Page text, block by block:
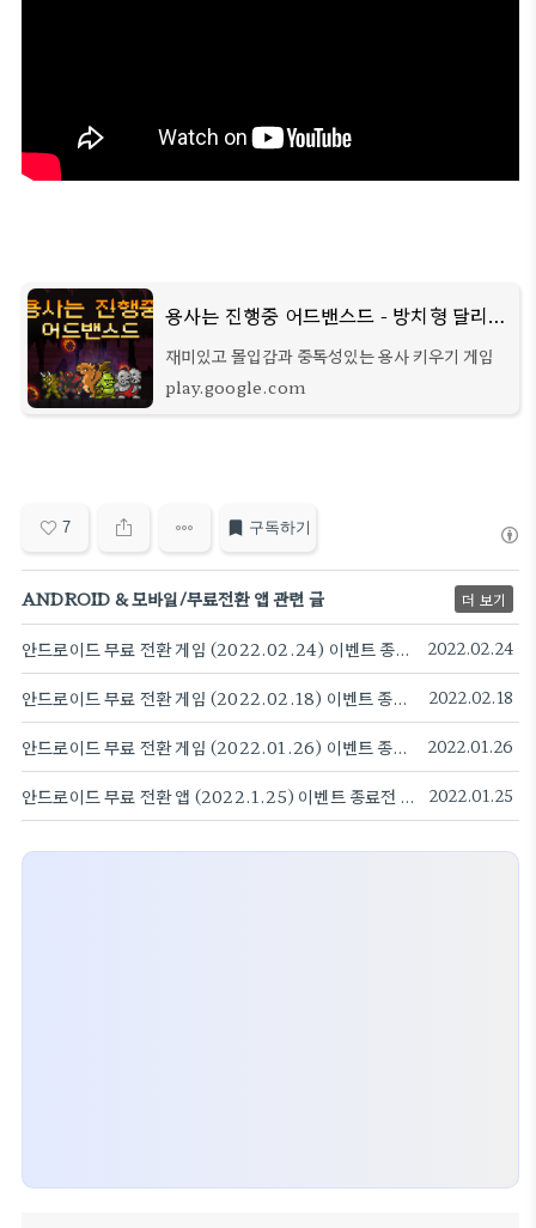
용사는 진행중 어드밴스드 - 방치형 달리기 RPG - Google Play 앱
재미있고 몰입감과 중독성있는 용사 키우기 게임
play.google.com
7 구독하기
ANDROID & 모바일/무료전환 앱 관련 글 더 보기
안드로이드 무료 전환 게임 (2022.02.24) 이벤트 종료전 빨리 다운받으세요. 히트맨 스나이퍼, 좀비 키우기 2022.02.24
안드로이드 무료 전환 게임 (2022.02.18) 이벤트 종료전 빨리 다운받으세요. 2022.02.18
안드로이드 무료 전환 게임 (2022.01.26) 이벤트 종료전 빨리 다운받으세요. 2022.01.26
안드로이드 무료 전환 앱 (2022.1.25) 이벤트 종료전 빨리 다운받으세요. 대출 계산기. PDF변환, ASMR, 메타태그 분석 2022.01.25